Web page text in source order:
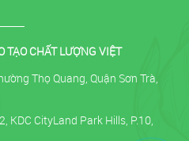
TẠO CHẤT LƯỢNG VIỆT
Thọ Quang, Quận Sơn Trà,
KDC CityLand Park Hills, P.10,